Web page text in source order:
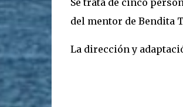
Se trata de cinco
del mentor de Bendita
La dirección y